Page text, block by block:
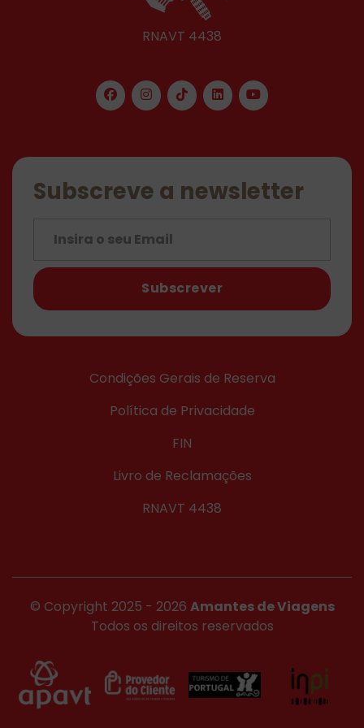
RNAVT 4438
Subscreve a newsletter
Subscrever
Condições Gerais de Reserva
Política de Privacidade
FIN
Livro de Reclamações
RNAVT 4438
© Copyright 2025 - 2026 Amantes de Viagens
Todos os direitos reservados